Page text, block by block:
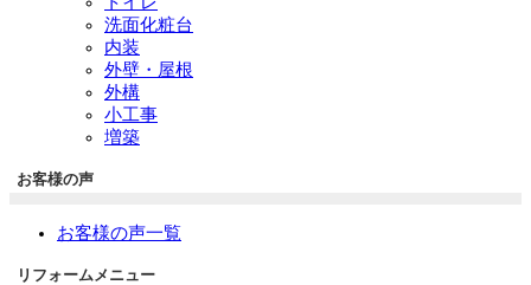
洗面化粧台
内装
外壁・屋根
外構
小工事
増築
お客様の声
お客様の声一覧
リフォームメニュー